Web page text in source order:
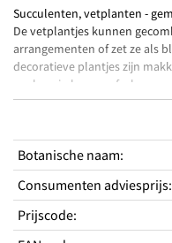
Succulenten, vetplanten -
De vetplantjes kunnen
arrangementen of zet ze als
decoratieve plantjes zijn
opslaan in hun weefsel.
Het gehele jaar binnen op te
dun mogelijk en als de
verspenen in stekpotjes.
Productkenmerken
Zeer makkelijke
Succulenten zijn planten
Botanische naam:
Consumenten adviesprijs:
Prijscode: